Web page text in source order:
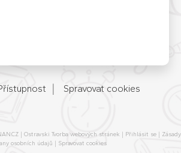
Spravovat cookies
Ostravski Tvorba webových stránek Přihlásit se
Zásady
osobních údajů
Spravovat cookies